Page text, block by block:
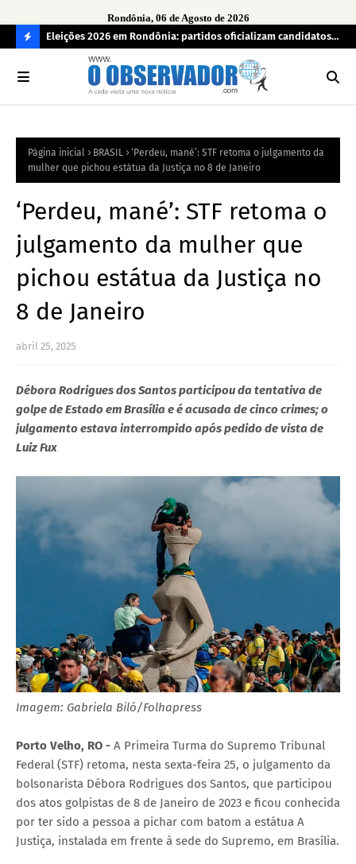
Rondônia, 06 de Agosto de 2026
O
R
Eleições 2026 em Rondônia: partidos oficializam candidatos a
deputado estadual, partidos não conseguem formar chapas
completas
Página inicial BRASIL
‘Perdeu, mané’: STF retoma o julgamento da
mulher que pichou estátua da Justiça no 8 de Janeiro
‘Perdeu, mané’: STF retoma o
julgamento da mulher que
pichou estátua da Justiça no
8 de Janeiro
abril 25, 2025
Débora Rodrigues dos Santos participou da tentativa de
golpe de Estado em Brasília e é acusada de cinco crimes; o
julgamento estava interrompido após pedido de vista de
Luiz Fux
Imagem: Gabriela Biló/Folhapress
Porto Velho, RO - A Primeira Turma do Supremo Tribunal
Federal (STF) retoma, nesta sexta-feira 25, o julgamento da
bolsonarista Débora Rodrigues dos Santos, que participou
dos atos golpistas de 8 de Janeiro de 2023 e ficou conhecida
por ter sido a pessoa a pichar com batom a estátua A
Justiça, instalada em frente à sede do Supremo, em Brasília.